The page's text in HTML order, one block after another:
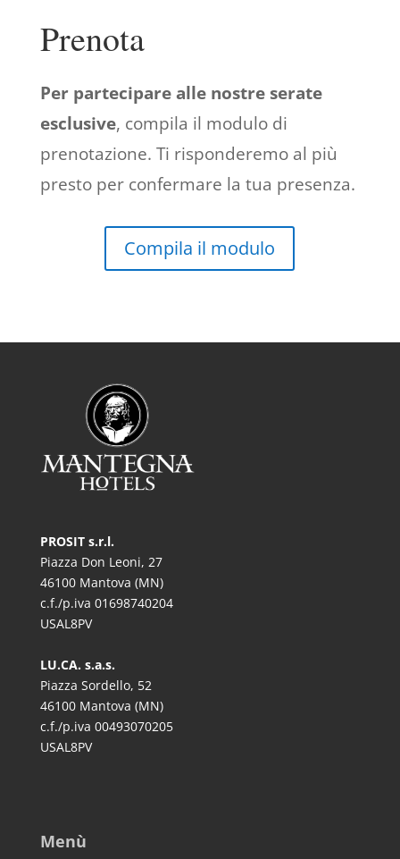
Prenota
Per partecipare alle nostre serate
esclusive, compila il modulo di
prenotazione. Ti risponderemo al più
presto per confermare la tua presenza.
Compila il modulo
PROSIT s.r.l.
Piazza Don Leoni, 27
46100 Mantova (MN)
c.f./p.iva 01698740204
USAL8PV
LU.CA. s.a.s.
Piazza Sordello, 52
46100 Mantova (MN)
c.f./p.iva 00493070205
USAL8PV
Menù